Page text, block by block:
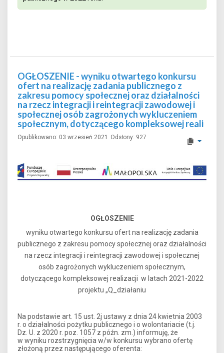
OGŁOSZENIE - wyniku otwartego konkursu
ofert na realizację zadania publicznego z
zakresu pomocy społecznej oraz działalności
na rzecz integracji i reintegracji zawodowej i
społecznej osób zagrożonych wykluczeniem
społecznym, dotyczącego kompleksowej reali
Opublikowano: 03 wrzesień 2021 Odsłony: 927
OGŁOSZENIE
wyniku otwartego konkursu ofert na realizację zadania
publicznego z zakresu pomocy społecznej oraz działalności
na rzecz integracji i reintegracji zawodowej i społecznej
osób zagrożonych wykluczeniem społecznym,
dotyczącego kompleksowej realizacji w latach 2021-2022
projektu „Q_działaniu
Na podstawie art. 15 ust. 2j ustawy z dnia 24 kwietnia 2003
r. o działalności pożytku publicznego i o wolontariacie (t.j.
Dz. U. z 2020 r. poz. 1057 z późn. zm.) informuję, że
w wyniku rozstrzygnięcia w/w konkursu wybrano ofertę
złożoną przez następującego oferenta: